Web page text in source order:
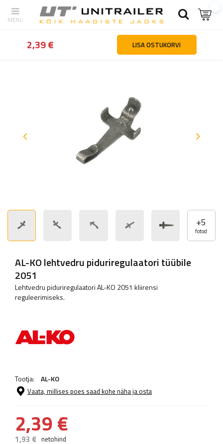
tagasi Kodu Haagiste osad ja tarvikud Teljed ja vedrustuse
+5
fotod
AL-KO lehtvedru piduriregulaatori tüübile
2051
Lehtvedru piduriregulaatori AL-KO 2051 kliirensi
reguleerimiseks.
Tootja: AL-KO
Vaata, millises poes saad kohe näha ja osta
2,39 €
1,93 € netohind
2,39 € LISA OSTUKORVI